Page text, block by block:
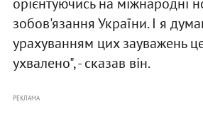
орієнтуючись на міжнародні
зобов'язання України. І я
урахуванням цих зауважень
ухвалено", - сказав він.
РЕКЛАМА